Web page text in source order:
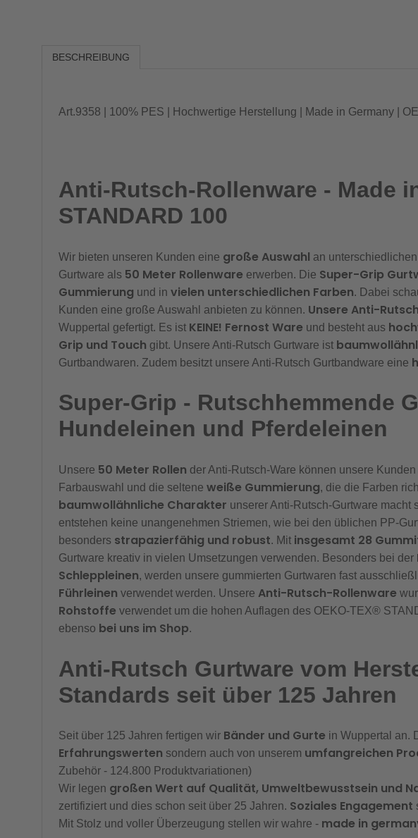
BESCHREIBUNG
Art.9358 | 100% PES | Hochwertige Herstellung | Made in Germany |
Anti-Rutsch-Rollenware - Made
STANDARD 100
Wir bieten unseren Kunden eine große Auswahl an unterschiedlichen
Gurtware als 50 Meter Rollenware erwerben. Die Super-Grip
Gummierung und invielen unterschiedlichen Farben. Dabei
Kunden eine große Auswahl anbieten zu können. Unsere Anti-
Wuppertal gefertigt. Es ist KEINE! Fernost Ware und besteht aus
Grip und Touch gibt. Unsere Anti-Rutsch Gurtware ist
Gurtbandwaren. Zudem besitzt unsere Anti-Rutsch Gurtbandware eine
Super-Grip - Rutschhemmende
Hundeleinen und Pferdeleinen
Unsere 50 Meter Rollen der Anti-Rutsch-Ware können unsere
Farbauswahl und die selteneweiße Gummierung, die die Farben
baumwollähnliche Charakter unserer Anti-Rutsch-Gurtware macht
entstehen keine unangenehmen Striemen, wie bei den üblichen PP-
besonders strapazierfähig und robust. Mit insgesamt 28
Gurtware kreativ in vielen Umsetzungen verwenden. Besonders bei der
Schleppleinen, werden unsere gummierten Gurtwaren fast
Führleinen verwendet werden. Unsere Anti-Rutsch-Rollenware
Rohstoffe verwendet um die hohen Auflagen des OEKO-TEX®
ebenso bei uns im Shop.
Anti-Rutsch Gurtware vom
Standards seit über 125 Jahren
Seit über 125 Jahren fertigen wir Bänder und Gurte in Wuppertal an.
Erfahrungswerten sondern auch von unserem umfangreichen
Zubehör - 124.800 Produktvariationen)
Wir legen großen Wert auf Qualität, Umweltbewusstsein und
zertifiziert und dies schon seit über 25 Jahren. Soziales Engagement
Mit Stolz und voller Überzeugung stellen wir wahre - made in